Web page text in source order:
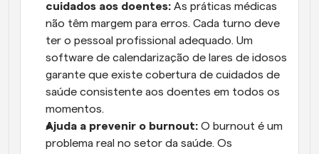
cuidados aos doentes: As práticas médicas
não têm margem para erros. Cada turno deve
ter o pessoal profissional adequado. Um
software de calendarização de lares de idosos
garante que existe cobertura de cuidados de
saúde consistente aos doentes em todos os
momentos.
Ajuda a prevenir o burnout: O burnout é um
problema real no setor da saúde. Os